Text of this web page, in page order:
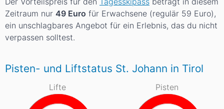
Zeitraum nur 49 Euro für Erwachsene (regulär 59 Euro),
ein unschlagbares Angebot für ein Erlebnis, das du nicht
verpassen solltest.
Pisten- und Liftstatus St. Johann in Tirol
Lifte Pisten